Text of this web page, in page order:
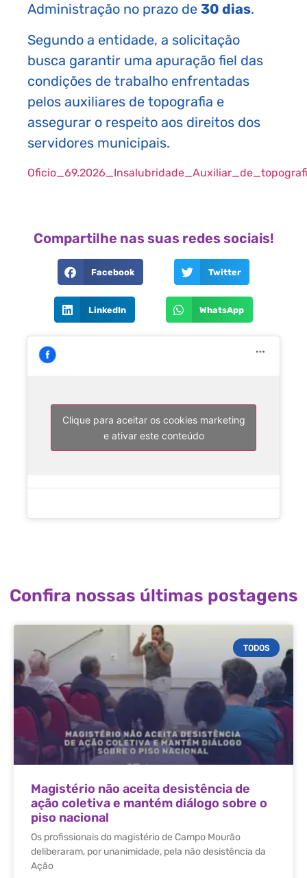
Administração no prazo de 30 dias.
Segundo a entidade, a solicitação
busca garantir uma apuração fiel das
condições de trabalho enfrentadas
pelos auxiliares de topografia e
assegurar o respeito aos direitos dos
servidores municipais.
Compartilhe nas suas redes sociais!
Facebook Twitter
LinkedIn WhatsApp
Clique para aceitar os cookies marketing
e ativar este conteúdo
Confira nossas últimas postagens
TODOS
Magistério não aceita desistência de
ação coletiva e mantém diálogo sobre o
piso nacional
Os profissionais do magistério de Campo Mourão
deliberaram, por unanimidade, pela não desistência da
Ação